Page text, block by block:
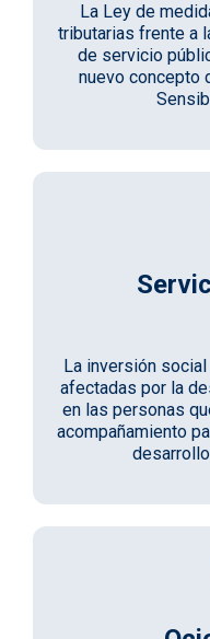
La Ley de
tributarias frente a
de servicio
nuevo concepto
La inversión
afectadas por la
en las personas
acompañamiento